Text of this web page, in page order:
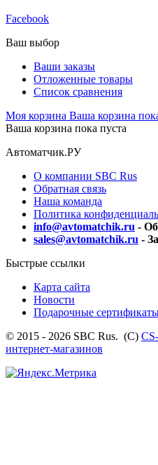
Facebook
Ваш выбор
Ваши заказы
Отложенные товары
Список сравнения
Моя корзина Ваша корзина
Ваша корзина пока пуста
Автоматчик.РУ
О компании SBC Rus
Обратная связь
Наша команда
Политика
info@avtomatchik.ru -
sales@avtomatchik.ru -
Быстрые ссылки
Карта сайта
Новости
Подарочные
© 2015 - 2026 SBC Rus. (С)
интернет-магазинов